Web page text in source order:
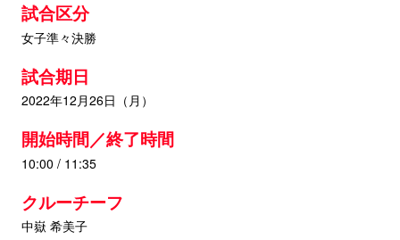
試合区分
女子準々決勝
試合期日
2022年12月26日（月）
開始時間／終了時間
10:00 / 11:35
クルーチーフ
中嶽 希美子